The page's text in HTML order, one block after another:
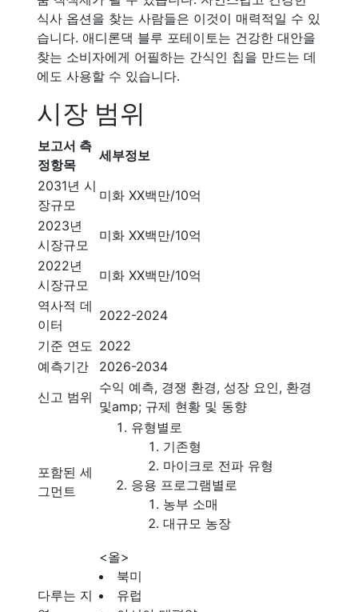
식사 옵션을 찾는 사람들은 이것이 매력적일 수 있
습니다. 애디론댁 블루 포테이토는 건강한 대안을
찾는 소비자에게 어필하는 간식인 칩을 만드는 데
에도 사용할 수 있습니다.
시장 범위
보고서 측
정항목
세부정보
2031년 시
장규모
미화 XX백만/10억
2023년
시장규모
미화 XX백만/10억
2022년
시장규모
미화 XX백만/10억
역사적 데
이터
2022-2024
기준 연도 2022
예측기간
2026-2034
신고 범위
수익 예측, 경쟁 환경, 성장 요인, 환경
및amp; 규제 현황 및 동향
포함된 세
그먼트
유형별로
기존형
마이크로 전파 유형
응용 프로그램별로
농부 소매
대규모 농장
다루는 지
<올>
북미
유럽